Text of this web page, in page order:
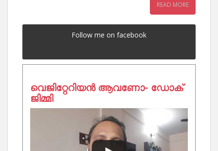
READ MORE
Follow me on facebook
വെജിറ്റേറിയൻ ആവണോ- ഡോക്
ജിമ്മി